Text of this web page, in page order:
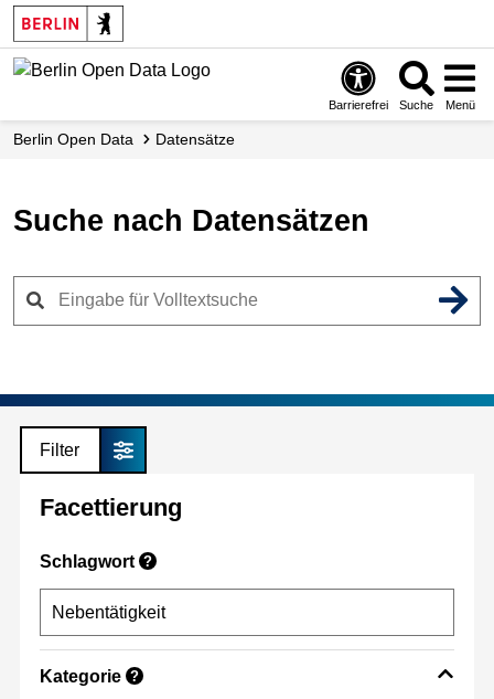
Skip
to
main
Barrierefrei Suche Menü
Berlin Open Data Datensätze
Suche nach Datensätzen
Filter
Facettierung
Schlagwort ?
Kategorie ?